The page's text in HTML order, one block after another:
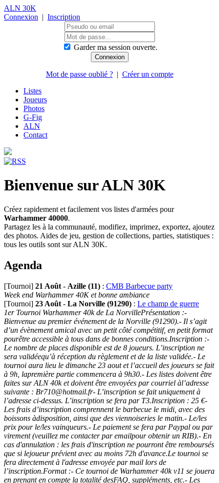
ALN 30K
Connexion | Inscription
Garder ma session ouverte.
Mot de passe oublié ?| Créer un compte
Listes
Joueurs
Photos
G-Fig
ALN
Contact
Bienvenue sur ALN 30K
Créez rapidement et facilement vos listes d'armées pour
Warhammer 40000.
Partagez les à la communauté, modifiez, imprimez, exportez, ajoutez
des photos. Aides de jeu, gestion de collections, parties, statistiques :
tous les outils sont sur ALN 30K.
Agenda
[Tournoi] 21 Août - Azille (11) : CMB Barbecue party
Week end Warhammer 40K et bonne ambiance
[Tournoi] 23 Août - La Norville (91290) : Le champ de guerre
1er Tournoi Warhammer 40k de La NorvillePrésentation :-
Bienvenue au premier événement de la Norville (91290).- Il s’agit
d’un évènement amical avec un petit côté compétitif, en petit format
pourêtre accessible à tous dans de bonnes conditions.Inscription :-
Le nombre de places disponible est de 8 joueurs. L’inscription ne
sera validéequ’à réception du règlement et de la liste validée.- Le
tournoi aura lieu le dimanche 23 aout et l’accueil des joueurs se fait
à 9h, lapremière partie commencera à 9h30.- Les listes doivent être
faites sur ALN 40k et doivent être envoyées par courriel àl’adresse
suivante : Br710@hotmail.fr- L’inscription se fait uniquement à
l’adresse ci-dessus. L’inscription se fera par T3.Inscription : 25 €-
Les frais d’inscription comprennent le barbecue le midi, avec des
boissons àdisposition, ainsi que des viennoiseries le matin.- Le/les
prix pour le/les vainqueurs.- Le paiement se fera par Paypal ou par
virement (veuillez me contacter par emailpour obtenir un RIB).- En
cas d'annulation : les frais d'inscription ne pourront être remboursés
que si lejoueur prévient avec au moins 72h d'avance.Le tournoi se
fera directement à l'adresse envoyée par mail lors de
l’inscription.Format :- Ce tournoi de Warhammer 40k v11 se jouera
en prenant en compte la totalité desFAQ, suppléments, etc.- Les